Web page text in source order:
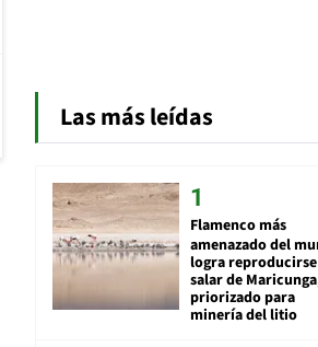
Las más leídas
Flamenco más
amenazado del
logra
salar de
priorizado para
minería del litio